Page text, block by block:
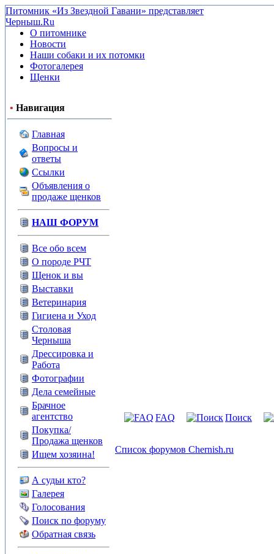
Питомник «Из Звездной Гавани» представляет
Черныш.Ru
О питомнике
Новости
Наши собаки и их потомки
Фотогалерея
Щенки
• Навигация
Главная
Вопросы и
ответы
Ссылки
Объявления о
продаже щенков
НАШ ФОРУМ
Все обо всем
О породе РЧТ
Щенок и вы
Выставки
Ветеринария
Гигиена и Уход
Столовая
Черныша
Дрессировка и
Работа
Фотографии
Дела семейные
Брачное
агентство
Покупка/
Продажа щенков
Ищем хозяина!
А судьи кто?
Галерея
Голосования
Поиск по форуму
Обратная связь
FAQ Поиск
Список форумов Chernish.ru